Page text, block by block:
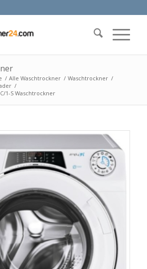
/ Alle Waschtrockner / Waschtrockner /
/
1-S Waschtrockner